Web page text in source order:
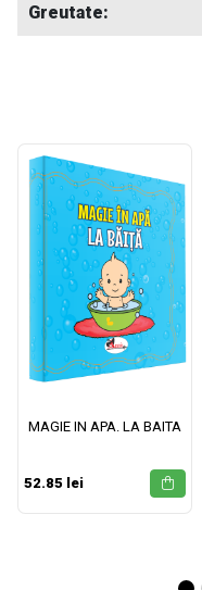
Greutate:
MAGIE IN APA. LA BAITA
52.85 lei